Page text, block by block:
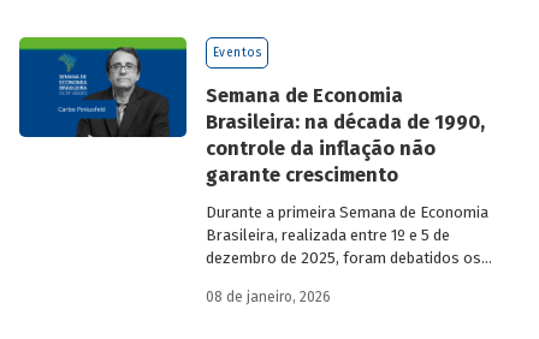
economistas renomados.
Eventos
Semana de Economia
Brasileira: na década de 1990,
controle da inflação não
garante crescimento
Durante a primeira Semana de Economia
Brasileira, realizada entre 1º e 5 de
dezembro de 2025, foram debatidos os
economia do país nos últimos 40 anos,
08 de janeiro, 2026